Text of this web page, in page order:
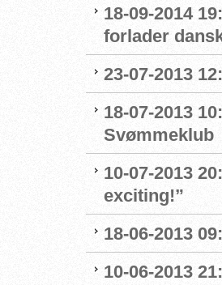
18-09-2014
forlader
23-07-2013
18-07-2013
Svømmeklub
10-07-2013
exciting!”
18-06-2013
10-06-2013